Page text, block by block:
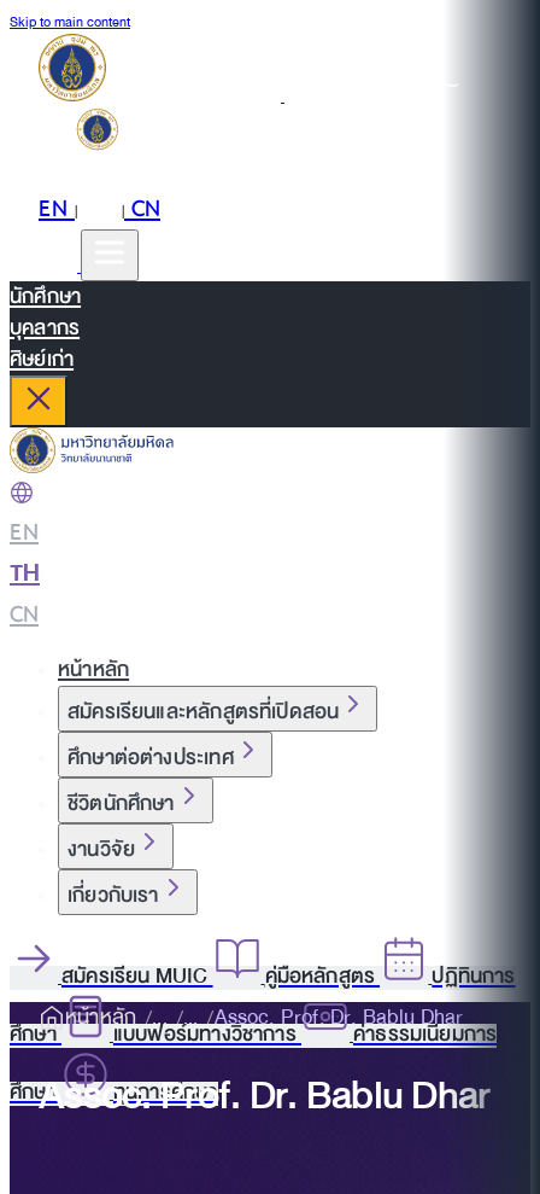
Skip to main content
EN| |CN
นักศึกษา
บุคลากร
ศิษย์เก่า
EN
TH
CN
หน้าหลัก
สมัครเรียนและหลักสูตรที่เปิดสอน
ศึกษาต่อต่างประเทศ
ชีวิตนักศึกษา
งานวิจัย
เกี่ยวกับเรา
สมัครเรียน MUIC คู่มือหลักสูตร
ปฏิทินการ
ศึกษา
แบบฟอร์มทางวิชาการ
ค่าธรรมเนียมการ
ศึกษา
ทุนการศึกษา
หน้าหลัก Assoc. Prof. Dr. Bablu Dhar
Assoc. Prof. Dr. Bablu Dhar